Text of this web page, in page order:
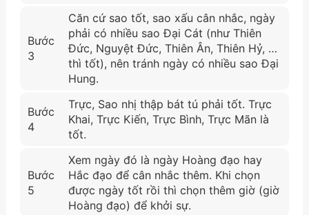
Bước
3
Căn cứ sao tốt, sao xấu cân nhắc, ngày
phải có nhiều sao Đại Cát (như Thiên
Đức, Nguyệt Đức, Thiên Ân, Thiên Hỷ, …
thì tốt), nên tránh ngày có nhiều sao Đại
Hung.
Bước
4
Trực, Sao nhị thập bát tú phải tốt. Trực
Khai, Trực Kiến, Trực Bình, Trực Mãn là
tốt.
Bước
5
Xem ngày đó là ngày Hoàng đạo hay
Hắc đạo để cân nhắc thêm. Khi chọn
được ngày tốt rồi thì chọn thêm giờ (giờ
Hoàng đạo) để khởi sự.